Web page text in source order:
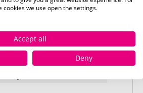
Ihrem Design. Sobald
Produktion.
we use open the settings.
Accept all
Deny